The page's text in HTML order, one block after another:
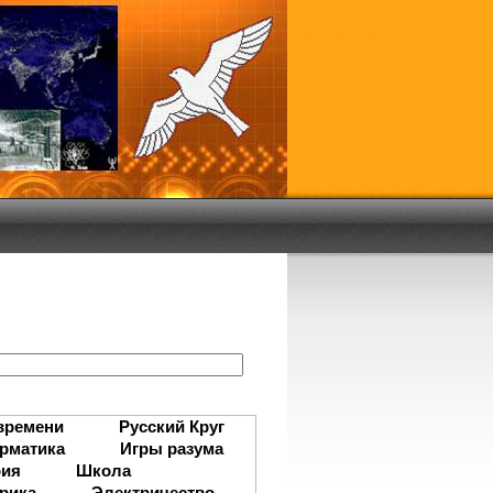
Русский Круг
Игры разума
Школа